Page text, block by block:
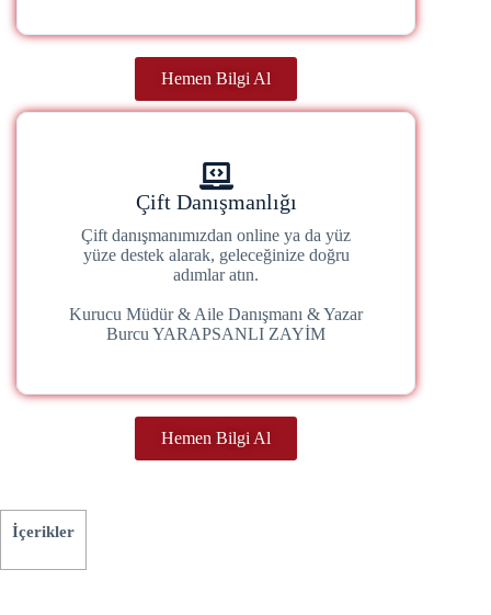
Hemen Bilgi Al
Çift Danışmanlığı
Çift danışmanımızdan online ya da yüz
yüze destek alarak, geleceğinize doğru
adımlar atın.
Kurucu Müdür & Aile Danışmanı & Yazar
Burcu YARAPSANLI ZAYİM
Hemen Bilgi Al
İçerikler